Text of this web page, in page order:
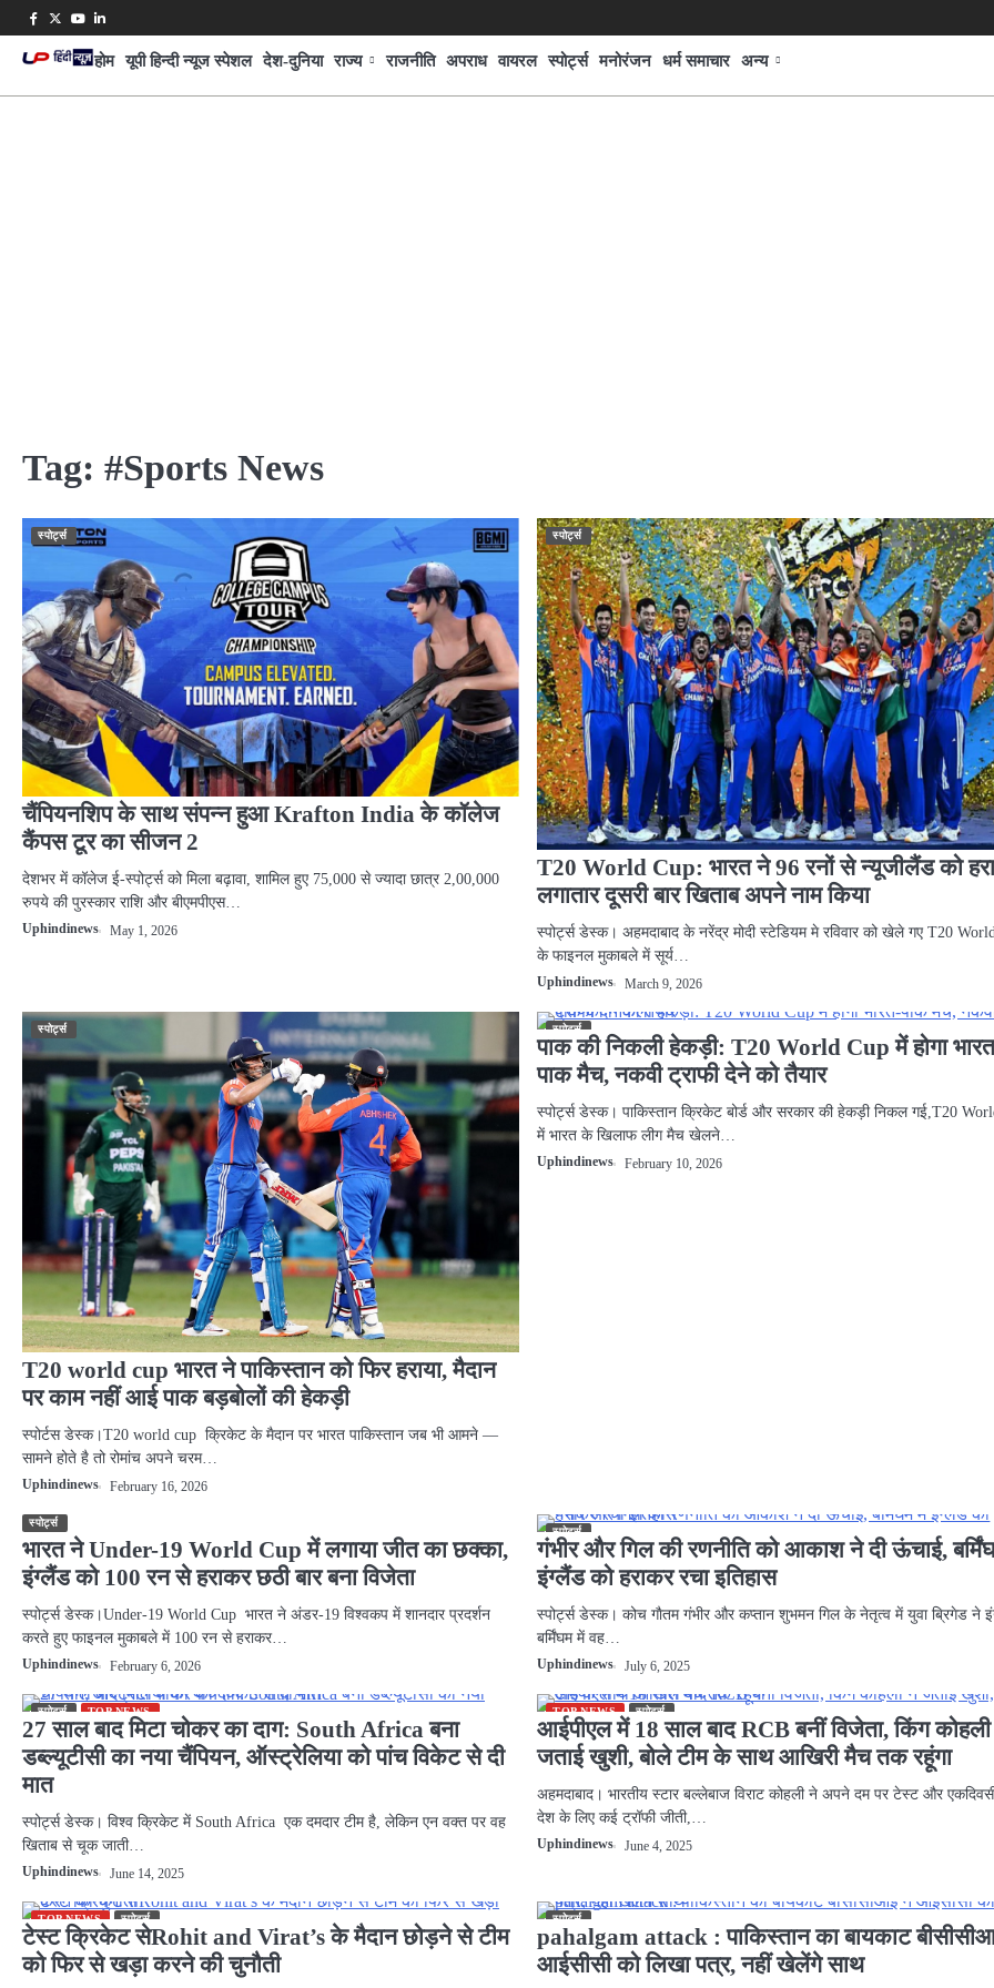
to
content
Facebook
TwitterYoutubeLinkedin
होम यूपी हिन्दी न्यूज स्पेशल देश-दुनिया राज्य राजनीति अपराध वायरल स्पोर्ट्स मनोरंजन धर्म समाचार अन्य
Tag: #Sports News
स्पोर्ट्स
चैंपियनशिप के साथ संपन्न हुआ Krafton India के कॉलेज
कैंपस टूर का सीजन 2
देशभर में कॉलेज ई-स्पोर्ट्स को मिला बढ़ावा, शामिल हुए 75,000 से ज्यादा छात्र 2,00,000
रुपये की पुरस्कार राशि और बीएमपीएस…
Uphindinews May 1, 2026
स्पोर्ट्स
T20 World Cup: भारत ने 96 रनों से न्यूजीलैंड को
लगातार दूसरी बार खिताब अपने नाम किया
स्पोर्ट्स डेस्क। अहमदाबाद के नरेंद्र मोदी स्टेडियम मे रविवार को खेले गए T20
के फाइनल मुकाबले में सूर्य…
Uphindinews March 9, 2026
स्पोर्ट्स
T20 world cup भारत ने पाकिस्तान को फिर हराया, मैदान
पर काम नहीं आई पाक बड़बोलों की हेकड़ी
स्पोर्टस डेस्क।T20 world cup क्रिकेट के मैदान पर भारत पाकिस्तान जब भी आमने —
सामने होते है तो रोमांच अपने चरम…
Uphindinews February 16, 2026
स्पोर्ट्स
पाक की निकली हेकड़ी: T20 World Cup में होगा
पाक मैच, नकवी ट्राफी देने को तैयार
स्पोर्ट्स डेस्क। पाकिस्तान क्रिकेट बोर्ड और सरकार की हेकड़ी निकल गई,T20
में भारत के खिलाफ लीग मैच खेलने…
Uphindinews February 10, 2026
स्पोर्ट्स
भारत ने Under-19 World Cup में लगाया जीत का छक्का,
इंग्लैंड को 100 रन से हराकर छठी बार बना विजेता
स्पोर्ट्स डेस्क।Under-19 World Cup भारत ने अंडर-19 विश्वकप में शानदार प्रदर्शन
करते हुए फाइनल मुकाबले में 100 रन से हराकर…
Uphindinews February 6, 2026
स्पोर्ट्स
गंभीर और गिल की रणनीति को आकाश ने दी ऊंचाई,
इंग्लैंड को हराकर रचा इतिहास
स्पोर्ट्स डेस्क। कोच गाैतम गंभीर और कप्तान शुभमन गिल के नेतृत्व में युवा ब्रिगेड ने
बर्मिंघम में वह…
Uphindinews July 6, 2025
स्पोर्ट्स TOP NEWS
27 साल बाद मिटा चोकर का दाग: South Africa बना
डब्ल्यूटीसी का नया चैंपियन, ऑस्ट्रेलिया को पांच विकेट से दी
मात
स्पोर्ट्स डेस्क। विश्व क्रिकेट में South Africa एक दमदार टीम है, लेकिन एन वक्त पर वह
खिताब से चूक जाती…
Uphindinews June 14, 2025
TOP NEWS स्पोर्ट्स
आईपीएल में 18 साल बाद RCB बनीं विजेता, किंग
जताई खुशी, बोले टीम के साथ आखिरी मैच तक रहूंगा
अहमदाबाद। भारतीय स्टार बल्लेबाज विराट कोहली ने अपने दम पर टेस्ट और
देश के लिए कई ​ट्रॉफी जीती,…
Uphindinews June 4, 2025
TOP NEWS स्पोर्ट्स
टेस्ट क्रिकेट सेRohit and Virat’s के मैदान छोड़ने से टीम
को फिर से खड़ा करने की चुनौती
स्पोर्ट्स
pahalgam attack : पाकिस्तान का बायकाट
आईसीसी को लिखा पत्र, नहीं खेलेंगे साथ